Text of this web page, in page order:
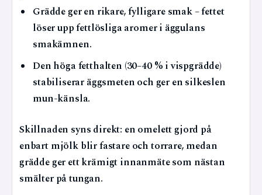
Grädde ger en rikare, fylligare smak – fettet
löser upp fettlösliga aromer i äggulans
smakämnen.
Den höga fetthalten (30–40 % i vispgrädde)
stabiliserar äggsmeten och ger en silkeslen
mun-känsla.
Skillnaden syns direkt: en omelett gjord på
enbart mjölk blir fastare och torrare, medan
grädde ger ett krämigt innanmäte som nästan
smälter på tungan.